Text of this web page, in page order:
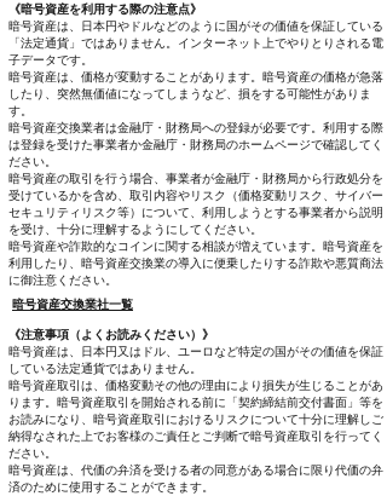
《暗号資産を利用する際の注意点》
暗号資産は、日本円やドルなどのように国がその価値を保証している
「法定通貨」ではありません。インターネット上でやりとりされる電
子データです。
暗号資産は、価格が変動することがあります。暗号資産の価格が急落
したり、突然無価値になってしまうなど、損をする可能性がありま
す。
暗号資産交換業者は金融庁・財務局への登録が必要です。利用する際
は登録を受けた事業者か金融庁・財務局のホームページで確認してく
ださい。
暗号資産の取引を行う場合、事業者が金融庁・財務局から行政処分を
受けているかを含め、取引内容やリスク（価格変動リスク、サイバー
セキュリティリスク等）について、利用しようとする事業者から説明
を受け、十分に理解するようにしてください。
暗号資産や詐欺的なコインに関する相談が増えています。暗号資産を
利用したり、暗号資産交換業の導入に便乗したりする詐欺や悪質商法
に御注意ください。
暗号資産交換業社一覧
《注意事項（よくお読みください）》
暗号資産は、日本円又はドル、ユーロなど特定の国がその価値を保証
している法定通貨ではありません。
暗号資産取引は、価格変動その他の理由により損失が生じることがあ
ります。暗号資産取引を開始される前に「契約締結前交付書面」等を
お読みになり、暗号資産取引におけるリスクについて十分に理解しご
納得なされた上でお客様のご責任とご判断で暗号資産取引を行ってく
ださい。
暗号資産は、代価の弁済を受ける者の同意がある場合に限り代価の弁
済のために使用することができます。